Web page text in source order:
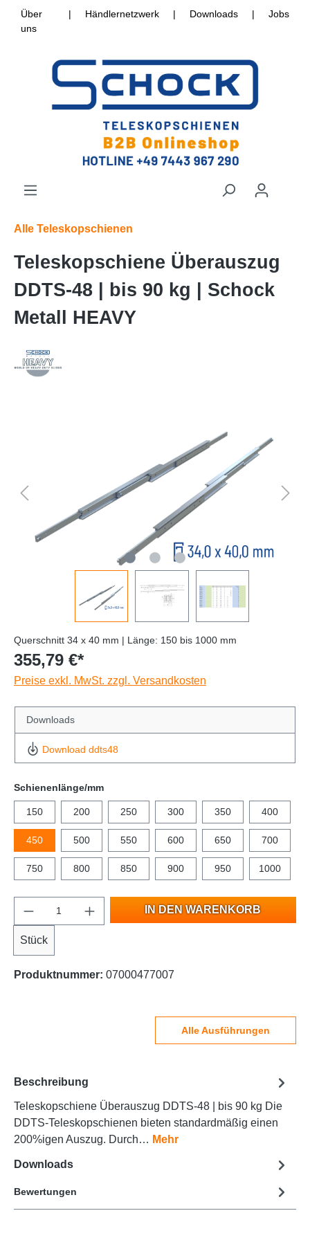
Über
uns
| Händlernetzwerk | Downloads | Jobs
Alle Teleskopschienen
Teleskopschiene Überauszug
DDTS-48 | bis 90 kg | Schock
Metall HEAVY
Querschnitt 34 x 40 mm | Länge: 150 bis 1000 mm
355,79 €*
Preise exkl. MwSt. zzgl. Versandkosten
Downloads
Download ddts48
Schienenlänge/mm
150 200 250 300 350 400
450 500 550 600 650 700
750 800 850 900 950 1000
Stück
IN DEN WARENKORB
Produktnummer: 07000477007
Alle Ausführungen
Beschreibung
Teleskopschiene Überauszug DDTS-48 | bis 90 kg Die
DDTS-Teleskopschienen bieten standardmäßig einen
200%igen Auszug. Durch… Mehr
Downloads
Bewertungen